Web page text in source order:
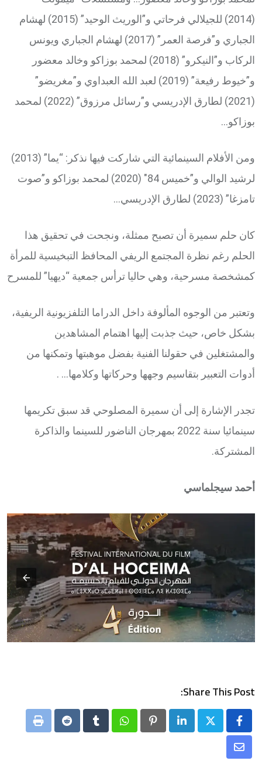
(2014) للجيلالي فرحاتي و”الوريث الوحيد” (2015) لهشام
الجباري و”فرصة العمر” (2017) لهشام الجباري ويونس
الركاب و”النيكرو” (2018) لمحمد بوزاكو وخالد معضور
و”خيوط رفيعة” (2019) لعبد الله العبداوي و”مغريضو”
(2021) لطارق الإدريسي و”رسائل مرزوق” (2022) لمحمد
بوزاكو…
ومن الأفلام السينمائية التي شاركت فيها نذكر: “يما” (2013)
لرشيد الوالي و”خميس 84″ (2020) لمحمد بوزاكو و”صوت
تامزغا” (2023) لطارق الإدريسي…
كان حلم سميرة أن تصبح ممثلة، ونجحت في تحقيق هذا
الحلم رغم نظرة المجتمع الريفي المحافظ التبخيسية للمرأة
كمشخصة مسرحية، وهي حاليا ترأس جمعية “ديهيا” للمسرح
وتعتبر من الوجوه المألوفة داخل الدراما التلفزيونية الريفية،
بشكل خاص، حيث جذبت إليها اهتمام المشاهدين
والمشتغلين في حقولنا الفنية بفضل موهبتها وتمكنها من
أدوات التعبير بتقاسيم وجهها وحركاتها وكلامها… .
تجدر الإشارة إلى أن سميرة المصلوحي قد سبق تكريمها
سينمائيا سنة 2022 بمهرجان الناضور للسينما والذاكرة
المشتركة.
أحمد سيجلماسي
Share This Post:
LinkedIn
Pinterest
Whatsapp
Tumblr
Reddit
Print
Share